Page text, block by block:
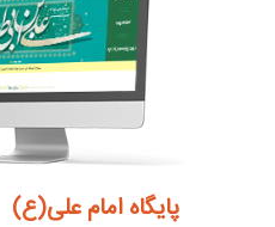
پایگاه امام علی(ع)